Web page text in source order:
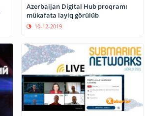
Azerbaijan Digital Hub proqramı
mükafata layiq görülüb
10-12-2019